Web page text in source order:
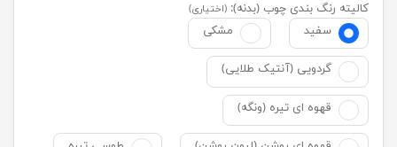
کالیته رنگ بندی چوب (بدنه): (اختیاری)
سفید مشکی
گردویی (آنتیک طلایی)
قهوه ای تیره (ونگه)